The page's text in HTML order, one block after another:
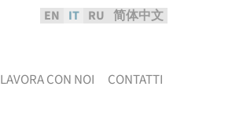
EN IT RU 简体中文
LAVORA CON NOI CONTATTI